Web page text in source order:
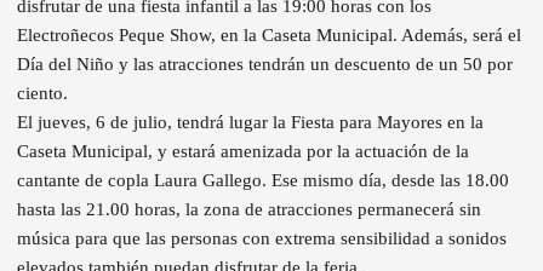
disfrutar de una fiesta infantil a las 19:00 horas con los
Electroñecos Peque Show, en la Caseta Municipal. Además, será el
Día del Niño y las atracciones tendrán un descuento de un 50 por
ciento.
El jueves, 6 de julio, tendrá lugar la Fiesta para Mayores en la
Caseta Municipal, y estará amenizada por la actuación de la
cantante de copla Laura Gallego. Ese mismo día, desde las 18.00
hasta las 21.00 horas, la zona de atracciones permanecerá sin
música para que las personas con extrema sensibilidad a sonidos